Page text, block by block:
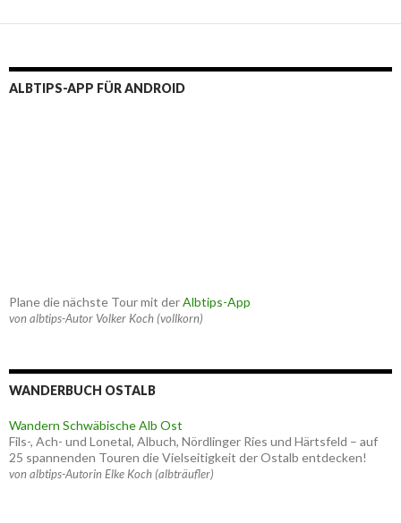
ALBTIPS-APP FÜR ANDROID
Plane die nächste Tour mit derAlbtips-App
von albtips-Autor Volker Koch (vollkorn)
WANDERBUCH OSTALB
Wandern Schwäbische Alb Ost
Fils-, Ach- und Lonetal, Albuch, Nördlinger Ries und Härtsfeld – auf
25 spannenden Touren die Vielseitigkeit der Ostalb entdecken!
von albtips-Autorin Elke Koch (albträufler)